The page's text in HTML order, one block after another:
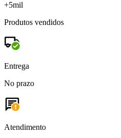
+5mil
Produtos vendidos
Entrega
No prazo
Atendimento